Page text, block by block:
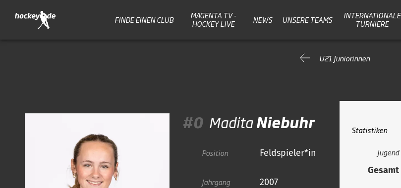
FINDE EINEN CLUB
MAGENTA TV -
HOCKEY LIVE
NEWS UNSERE TEAMS
INTERNATIONALE
TURNIERE
U21 Juniorinnen
#0 MaditaNiebuhr
Position Feldspieler*in
Jahrgang 2007
Statistiken
Jugend
Gesamt